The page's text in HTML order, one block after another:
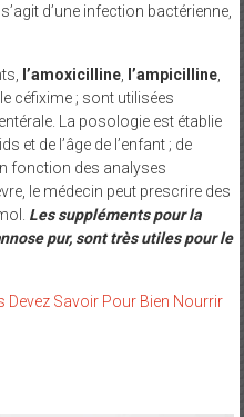
d’une infection bactérienne,
l’amoxicilline, l’ampicilline,
céfixime ; sont utilisées
La posologie est établie
et de l’âge de l’enfant ; de
fonction des analyses
le médecin peut prescrire des
Les suppléments pour la
pur, sont très utiles pour le
Devez Savoir Pour Bien Nourrir